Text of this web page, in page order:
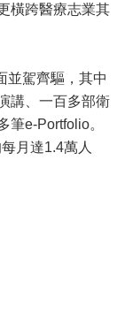
橫跨醫療志業其
並駕齊驅，其中
講、一百多部衛
筆e-Portfolio。
月達1.4萬人